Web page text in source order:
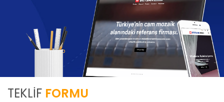
TEKLİF FORMU